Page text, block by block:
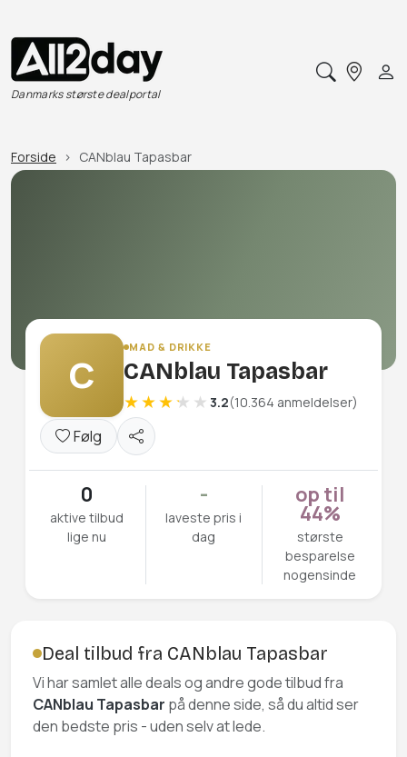
Danmarks største dealportal
Forside CANblau Tapasbar
C
MAD & DRIKKE
CANblau Tapasbar
3.2(10.364 anmeldelser)
Følg
0
aktive tilbud
lige nu
-
laveste pris i
dag
op til
44%
største
besparelse
nogensinde
Deal tilbud fra CANblau Tapasbar
Vi har samlet alle deals og andre gode tilbud fra
CANblau Tapasbar på denne side, så du altid ser
den bedste pris - uden selv at lede.